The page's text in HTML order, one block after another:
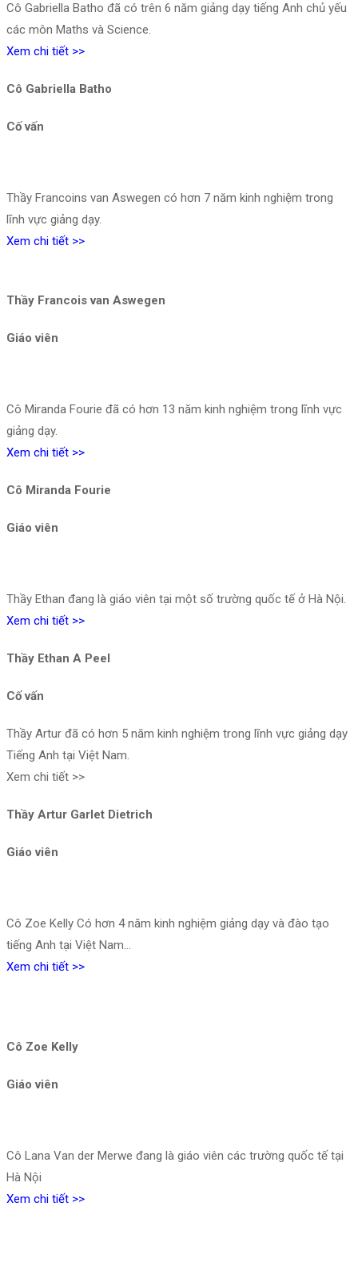
Cô Gabriella Batho đã có trên 6 năm giảng dạy tiếng Anh chủ yếu
các môn Maths và Science.
Xem chi tiết >>
Cô Gabriella Batho
Cố vấn
Thầy Francoins van Aswegen có hơn 7 năm kinh nghiệm trong
lĩnh vực giảng dạy.
Xem chi tiết >>
Thầy Francois van Aswegen
Giáo viên
Cô Miranda Fourie đã có hơn 13 năm kinh nghiệm trong lĩnh vực
giảng dạy.
Xem chi tiết >>
Cô Miranda Fourie
Giáo viên
Thầy Ethan đang là giáo viên tại một số trường quốc tế ở Hà Nội.
Xem chi tiết >>
Thầy Ethan A Peel
Cố vấn
Thầy Artur đã có hơn 5 năm kinh nghiệm trong lĩnh vực giảng dạy
Tiếng Anh tại Việt Nam.
Xem chi tiết >>
Thầy Artur Garlet Dietrich
Giáo viên
Cô Zoe Kelly Có hơn 4 năm kinh nghiệm giảng dạy và đào tạo
tiếng Anh tại Việt Nam…
Xem chi tiết >>
Cô Zoe Kelly
Giáo viên
Cô Lana Van der Merwe đang là giáo viên các trường quốc tế tại
Hà Nội
Xem chi tiết >>